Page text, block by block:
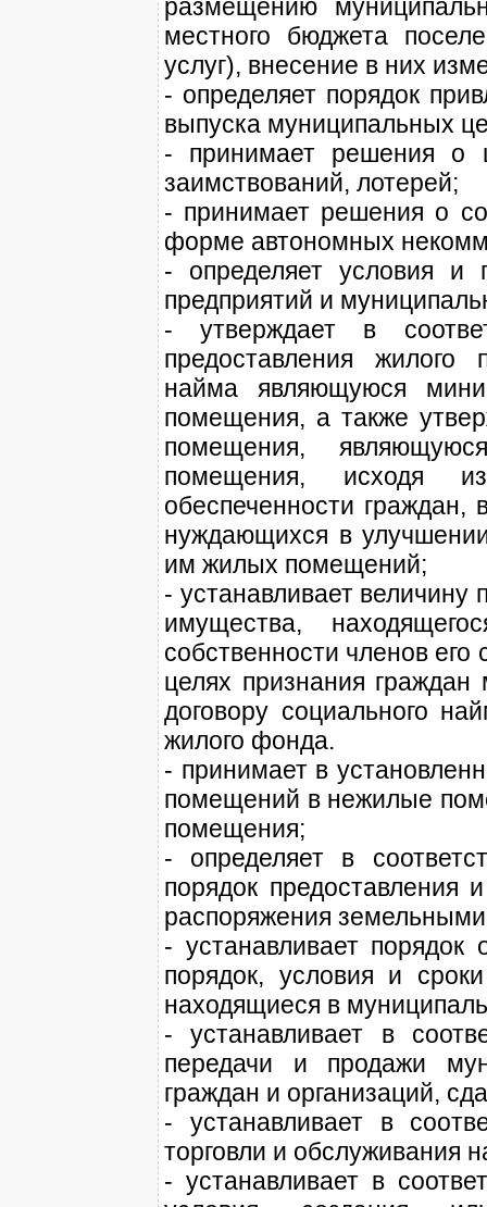
размещению
местного бюджета
услуг), внесение в них
- определяет порядок
выпуска муниципальных
- принимает решения о
заимствований, лотерей;
- принимает решения о
форме автономных
- определяет условия и
предприятий и
- утверждает в
предоставления жилого
найма являющуюся
помещения, а также
помещения,
помещения, исходя
обеспеченности граждан,
нуждающихся в
им жилых помещений;
- устанавливает величину
имущества,
собственности членов
целях признания
договору социального
жилого фонда.
- принимает в
помещений в нежилые
помещения;
- определяет в
порядок предоставления
распоряжения
- устанавливает
порядок, условия и
находящиеся в
- устанавливает в
передачи и продажи
граждан и организаций,
- устанавливает в
торговли и обслуживания
- устанавливает в